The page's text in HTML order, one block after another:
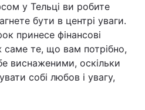
у Тельці ви робите
бути в центрі уваги.
принесе фінансові
те, що вам потрібно,
виснаженими, оскільки
собі любов і увагу,